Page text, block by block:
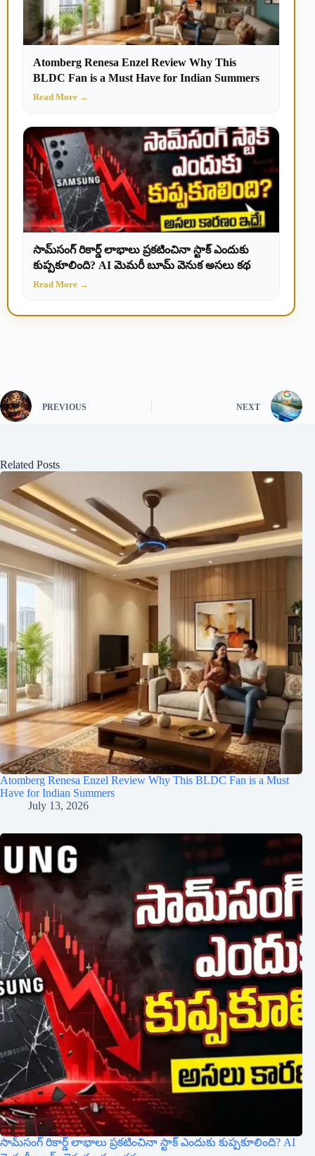
Atomberg Renesa Enzel Review Why This
BLDC Fan is a Must Have for Indian Summers
Read More →
సామ్‌సంగ్ రికార్డ్ లాభాలు ప్రకటించినా స్టాక్ ఎందుకు
కుప్పకూలింది? AI మెమరీ బూమ్ వెనుక అసలు కథ
Read More →
PREVIOUS NEXT
Related Posts
Atomberg Renesa Enzel Review Why This BLDC Fan is a Must
Have for Indian Summers
July 13, 2026
సామ్‌సంగ్ రికార్డ్ లాభాలు ప్రకటించినా స్టాక్ ఎందుకు కుప్పకూలింది? AI